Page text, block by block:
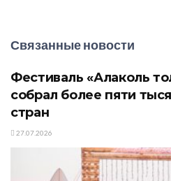
Связанные новости
Фестиваль «Алаколь
собрал более пяти
стран
27.07.2026